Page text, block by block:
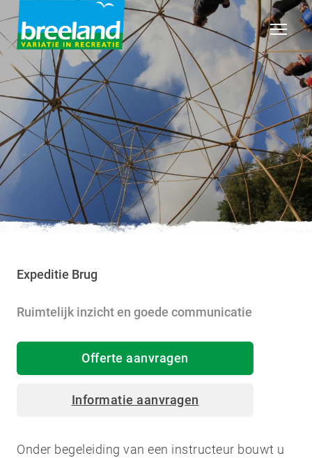
Expeditie Brug
Ruimtelijk inzicht en goede communicatie
Offerte aanvragen
Informatie aanvragen
Onder begeleiding van een instructeur bouwt u